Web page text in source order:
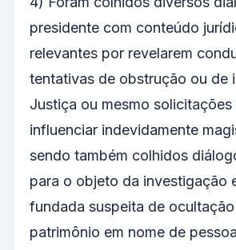
presidente com conteúdo
relevantes por revelarem
tentativas de obstrução ou de
Justiça ou mesmo solicitações
influenciar indevidamente
sendo também colhidos
para o objeto da investigação
fundada suspeita de
patrimônio em nome de